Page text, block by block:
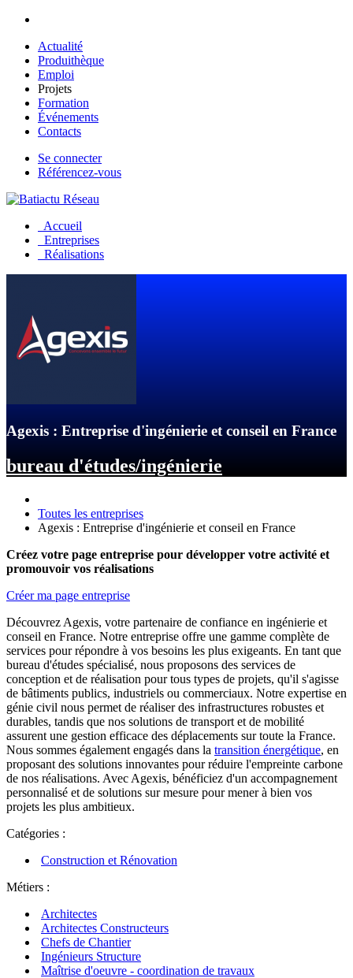
Aller au contenu principal
Actualité
Produithèque
Emploi
Projets
Formation
Événements
Contacts
Se connecter
Référencez-vous
Accueil
Entreprises
Réalisations
Agexis : Entreprise d'ingénierie et conseil en France
bureau d'études/ingénierie
Toutes les entreprises
Agexis : Entreprise d'ingénierie et conseil en France
Créez votre page entreprise pour développer votre activité et
promouvoir vos réalisations
Créer ma page entreprise
Découvrez Agexis, votre partenaire de confiance en ingénierie et
conseil en France. Notre entreprise offre une gamme complète de
services pour répondre à vos besoins les plus exigeants. En tant que
bureau d'études spécialisé, nous proposons des services de
conception et de réalisation pour tous types de projets, qu'il s'agisse
de bâtiments publics, industriels ou commerciaux. Notre expertise en
génie civil nous permet de réaliser des infrastructures robustes et
durables, tandis que nos solutions de transport et de mobilité
assurent une gestion efficace des déplacements sur toute la France.
Nous sommes également engagés dans la transition énergétique, en
proposant des solutions innovantes pour réduire l'empreinte carbone
de nos réalisations. Avec Agexis, bénéficiez d'un accompagnement
personnalisé et de solutions sur mesure pour mener à bien vos
projets les plus ambitieux.
Catégories :
Construction et Rénovation
Métiers :
Architectes
Architectes Constructeurs
Chefs de Chantier
Ingénieurs Structure
Maîtrise d'oeuvre - coordination de travaux